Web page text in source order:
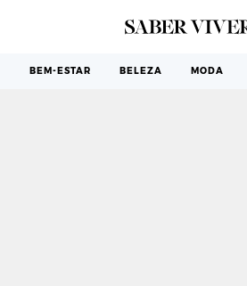
BEM-ESTAR BELEZA MODA
MÃOS E PÉS